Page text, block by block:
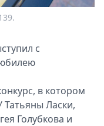
с
в котором
Ласки,
Голубкова и